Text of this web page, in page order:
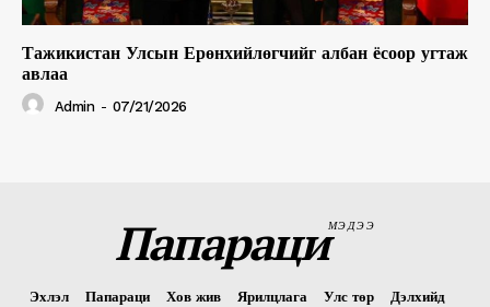
Тажикистан Улсын Ерөнхийлөгчийг албан ёсоор угтаж
авлаа
Admin - 07/21/2026
ПапарациМЭДЭЭ
Эхлэл Папараци Хов жив Ярилцлага Улс төр
Дэлхийд